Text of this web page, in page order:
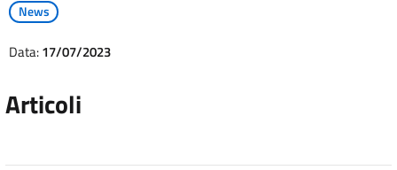
News
Data:17/07/2023
Articoli